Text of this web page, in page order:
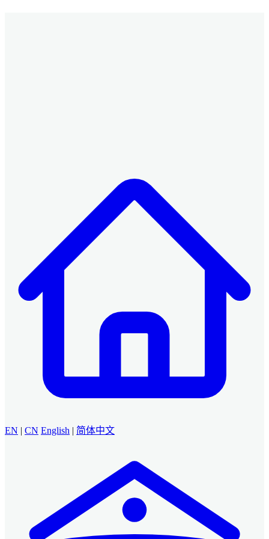
EN | CN English | 简体中文